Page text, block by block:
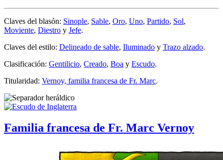
Claves del blasón: Sinople, Sable, Oro, Uno, Partido, Sol,
Moviente, Diestro y Jefe.
Claves del estilo: Delineado de sable, Iluminado y Trazo alzado.
Clasificación: Gentilicio, Creado, Boa y Escudo.
Titularidad: Vernoy, familia francesa de Fr. Marc.
Familia francesa de Fr. Marc Vernoy